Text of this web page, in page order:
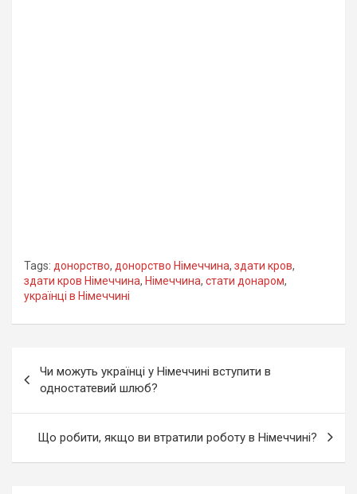
Tags: донорство, донорство Німеччина, здати кров,
здати кров Німеччина, Німеччина, стати донаром,
українці в Німеччині
записів
Чи можуть українці у Німеччині вступити в
одностатевий шлюб?
Що робити, якщо ви втратили роботу в Німеччині?